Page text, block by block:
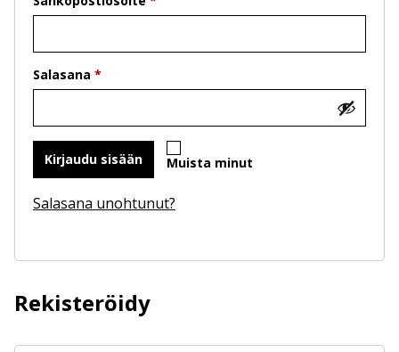
Salasana *
Muista minut
Kirjaudu sisään
Salasana unohtunut?
Rekisteröidy